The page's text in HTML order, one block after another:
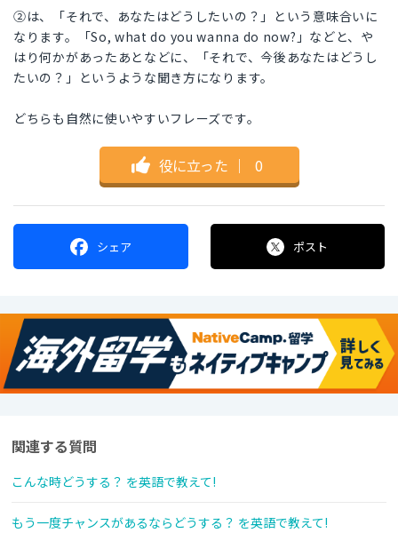
②は、「それで、あなたはどうしたいの？」という意味合いに
なります。「So, what do you wanna do now?」などと、や
はり何かがあったあとなどに、「それで、今後あなたはどうし
たいの？」というような聞き方になります。
どちらも自然に使いやすいフレーズです。
役に立った ｜ 0
シェア ポスト
関連する質問
こんな時どうする？ を英語で教えて!
もう一度チャンスがあるならどうする？ を英語で教えて!